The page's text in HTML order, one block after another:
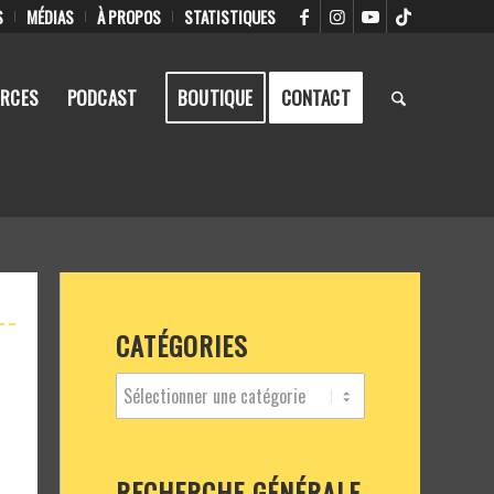
MÉDIAS À PROPOS STATISTIQUES
PODCAST BOUTIQUE CONTACT
CATÉGORIES